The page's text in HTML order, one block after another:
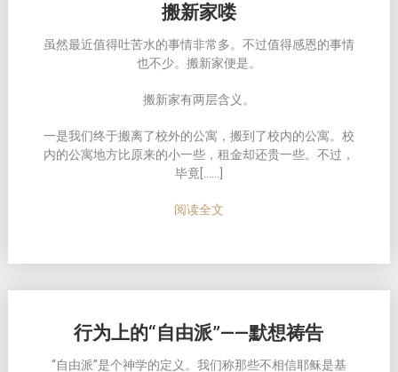
搬新家喽
虽然最近值得吐苦水的事情非常多。不过值得感恩的事情
也不少。搬新家便是。
搬新家有两层含义。
一是我们终于搬离了校外的公寓，搬到了校内的公寓。校
内的公寓地方比原来的小一些，租金却还贵一些。不过，
毕竟[……]
阅读全文
行为上的“自由派”——默想祷告
“自由派”是个神学的定义。我们称那些不相信耶稣是基